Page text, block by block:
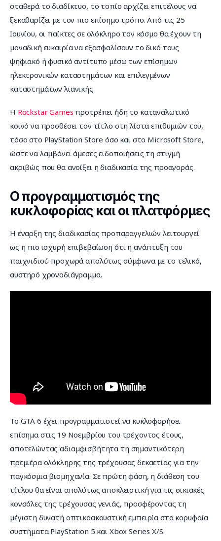
σταθερά το διαδίκτυο, το τοπίο αρχίζει επιτέλους να
ξεκαθαρίζει με τον πιο επίσημο τρόπο. Από τις 25
Ιουνίου, οι παίκτες σε ολόκληρο τον κόσμο θα έχουν τη
μοναδική ευκαιρία να εξασφαλίσουν το δικό τους
ψηφιακό ή φυσικό αντίτυπο μέσω των επίσημων
ηλεκτρονικών καταστημάτων και επιλεγμένων
καταστημάτων λιανικής.
Η Rockstar Games προτρέπει ήδη το καταναλωτικό
κοινό να προσθέσει τον τίτλο στη λίστα επιθυμιών του,
τόσο στο PlayStation Store όσο και στο Microsoft Store,
ώστε να λαμβάνει άμεσες ειδοποιήσεις τη στιγμή
ακριβώς που θα ανοίξει η διαδικασία της προαγοράς.
Ο προγραμματισμός της
κυκλοφορίας και οι πλατφόρμες
Η έναρξη της διαδικασίας προπαραγγελιών λειτουργεί
ως η πιο ισχυρή επιβεβαίωση ότι η ανάπτυξη του
παιχνιδιού προχωρά απολύτως σύμφωνα με το τελικό,
αυστηρό χρονοδιάγραμμα.
Το GTA 6 έχει προγραμματιστεί να κυκλοφορήσει
επίσημα στις 19 Νοεμβρίου του τρέχοντος έτους,
αποτελώντας αδιαμφισβήτητα τη σημαντικότερη
πρεμιέρα ολόκληρης της τρέχουσας δεκαετίας για την
παγκόσμια βιομηχανία. Σε πρώτη φάση, η διάθεση του
τίτλου θα είναι απολύτως αποκλειστική για τις οικιακές
κονσόλες της τρέχουσας γενιάς, προσφέροντας τη
μέγιστη δυνατή οπτικοακουστική εμπειρία στα κορυφαία
συστήματα PlayStation 5 και Xbox Series X/S.